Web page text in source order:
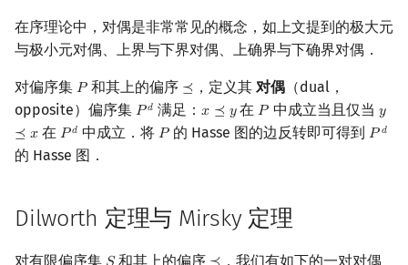
在序理论中，对偶是非常常见的概念，如上文提到的极大元
与极小元对偶、上界与下界对偶、上确界与下确界对偶．
对偏序集 𝑃
P 和其上的偏序 ⪯
⪯ ，定义其 对偶（dual，
opposite）偏序集 𝑃 𝑑
Pd 满足：𝑥 ⪯ 𝑦
x⪯y 在𝑃
P 中成立当且仅当 𝑦
⪯ 𝑥
y⪯
在𝑃 𝑑
Pd 中成立．将𝑃
P 的 Hasse 图的边反转即可得到𝑃 𝑑
Pd
的 Hasse 图．
Dilworth 定理与 Mirsky 定理
对有限偏序集 和其上的偏序
，我们有如下的一对对偶